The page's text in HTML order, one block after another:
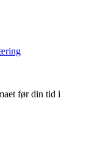
før din tid i